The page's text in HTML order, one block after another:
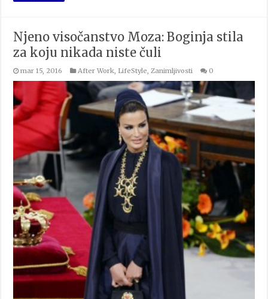
Njeno visočanstvo Moza: Boginja stila
za koju nikada niste čuli
mar 15, 2016 After Work, LifeStyle,Zanimljivosti 0